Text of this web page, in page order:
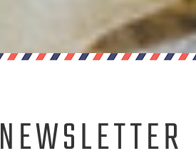
NEWSLETTER